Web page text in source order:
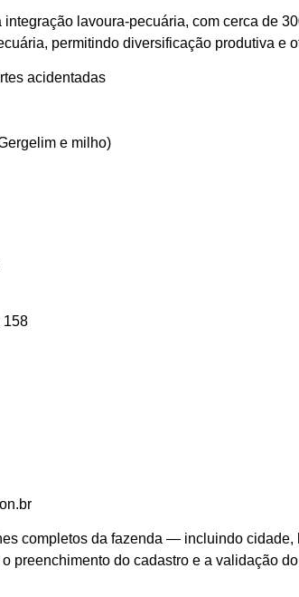
lavoura-pecuária, com cerca de
permitindo diversificação produtiva e
acidentadas
e milho)
158
completos da fazenda — incluindo cidade,
preenchimento do cadastro e a validação